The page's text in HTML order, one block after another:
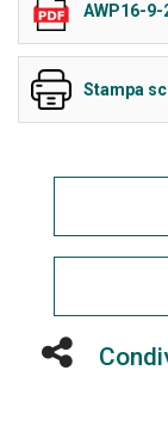
AWP16-
Stampa